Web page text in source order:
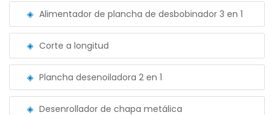
Alimentador de plancha de desbobinador 3 en 1
Corte a longitud
Plancha desenoiladora 2 en 1
Desenrollador de chapa metálica